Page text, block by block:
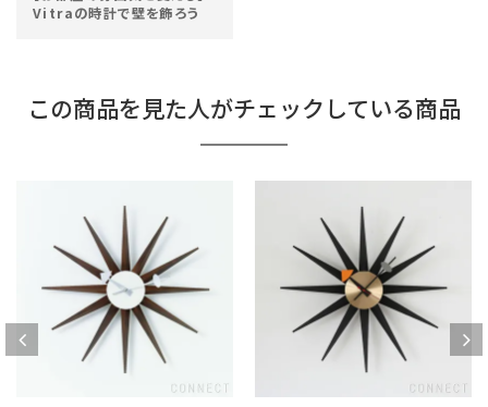
Vitraの時計で壁を飾ろう
この商品を見た人がチェックしている商品